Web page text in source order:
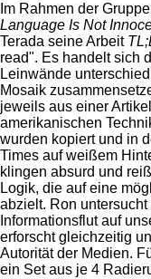
Im Rahmen der
Language Is Not
Terada seine Arbeit
read". Es handelt sich
Leinwände
Mosaik
jeweils aus einer
amerikanischen
wurden kopiert und in
Times auf weißem
klingen absurd und
Logik, die auf eine
abzielt. Ron
Informationsflut auf
erforscht gleichzeitig
Autorität der Medien.
ein Set aus je 4